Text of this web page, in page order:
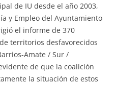
de IU desde el año 2003,
y Empleo del Ayuntamiento
el informe de 370
territorios desfavorecidos
Amate / Sur /
de que la coalición
la situación de estos